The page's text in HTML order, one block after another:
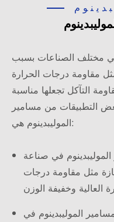
في مختلف الصناعات بسبب
مقاومة درجات الحرارة
التآكل تجعلها مناسبة
التطبيقات من مسامير
الموليبدينوم هي:
في صناعة
مثل مقاومة درجات
الموليبدينوم في